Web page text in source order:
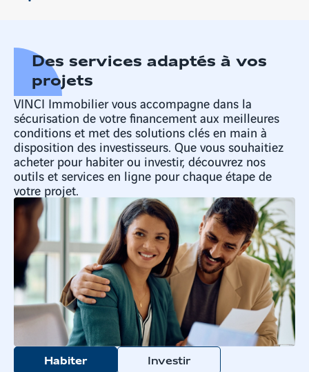
Des services adaptés à vos
projets
VINCI Immobilier vous accompagne dans la
sécurisation de votre financement aux meilleures
conditions et met des solutions clés en main à
disposition des investisseurs. Que vous souhaitiez
acheter pour habiter ou investir, découvrez nos
outils et services en ligne pour chaque étape de
votre projet.
Habiter Investir